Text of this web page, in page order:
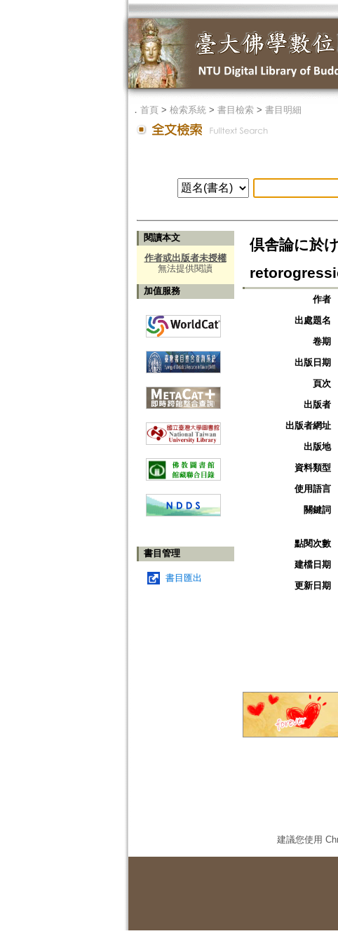
． 首頁> 檢索系統> 書目檢索> 書目明細
閱讀本文
作者或出版者未授權
無法提供閱讀
加值服務
書目管理
書目匯出
倶舎論に於
作者
出處題名
卷期
出版日期
頁次
出版者
出版者網址
出版地
資料類型
使用語言
關鍵詞
點閱次數
建檔日期
更新日期
建議您使用